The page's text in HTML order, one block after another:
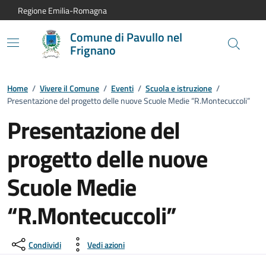
Vai al contenuto principale
Vai alla navigazione del sito
Vai al piede di pagina
Regione Emilia-Romagna
Comune di Pavullo nel
Frignano
Home / Vivere il Comune / Eventi / Scuola e istruzione /
Presentazione del progetto delle nuove Scuole Medie “R.Montecuccoli”
Presentazione del
progetto delle nuove
Scuole Medie
“R.Montecuccoli”
Dettagli dell'evento:
Condividi Vedi azioni